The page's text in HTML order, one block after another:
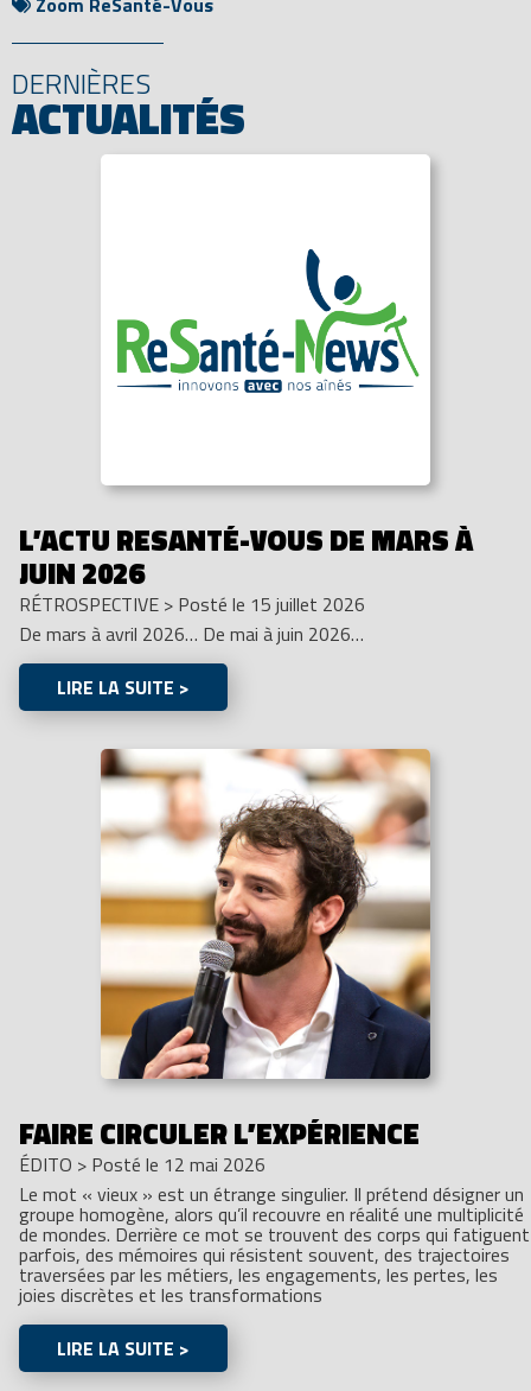
DERNIÈRES
ACTUALITÉS
L’ACTU RESANTÉ-VOUS DE MARS À
JUIN 2026
RÉTROSPECTIVE > Posté le 15 juillet 2026
De mars à avril 2026… De mai à juin 2026…
LIRE LA SUITE >
FAIRE CIRCULER L’EXPÉRIENCE
ÉDITO > Posté le 12 mai 2026
Le mot « vieux » est un étrange singulier. Il prétend désigner un
groupe homogène, alors qu’il recouvre en réalité une multiplicité
de mondes. Derrière ce mot se trouvent des corps qui fatiguent
parfois, des mémoires qui résistent souvent, des trajectoires
traversées par les métiers, les engagements, les pertes, les
joies discrètes et les transformations
LIRE LA SUITE >